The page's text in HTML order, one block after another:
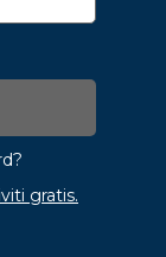
gratis.